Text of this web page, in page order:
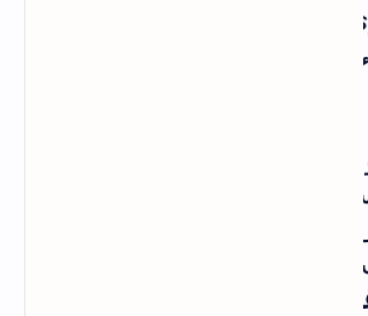
نے "روزنامچہ" کس زبان
غالب نے کس عمر میں شعر